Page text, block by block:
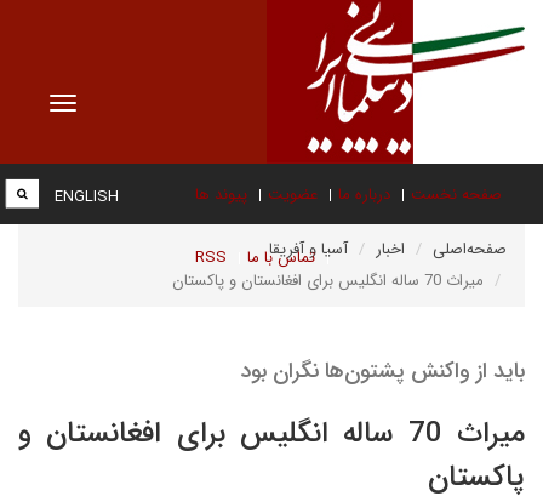
Toggle
صفحه نخست درباره ما عضویت پیوند ها
تماس با ما RSS
ENGLISH
صفحه‌اصلی اخبار
آسیا و آفریقا
میراث 70 ساله انگلیس برای افغانستان و پاکستان
باید از واکنش پشتون‌ها نگران بود
میراث 70 ساله انگلیس برای افغانستان و
پاکستان